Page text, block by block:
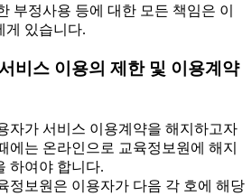
부정사용 등에 대한 모든 책임은 이
게 있습니다.
비스 이용의 제한 및 이용계약
자가 서비스 이용계약을 해지하고자
에는 온라인으로 교육정보원에 해지
하여야 합니다.
정보원은 이용자가 다음 각 호에 해당